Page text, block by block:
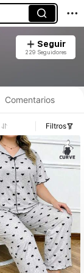
Seguir
229 Seguidores
Comentarios
Filtros